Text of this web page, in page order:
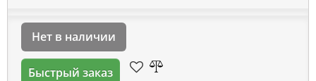
Нет в наличии
Быстрый заказ